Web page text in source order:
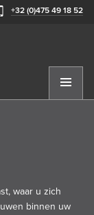
+32 (0)475 49 18 52
waar u zich
binnen uw